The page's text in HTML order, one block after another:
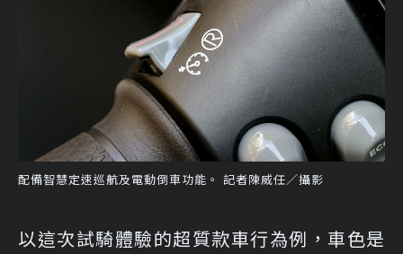
配備智慧定速巡航及電動倒車功能。 記者陳威任／攝影
以這次試騎體驗的超質款車行為例，車色是